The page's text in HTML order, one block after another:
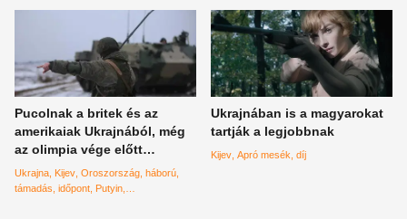
Pucolnak a britek és az
amerikaiak Ukrajnából, még
az olimpia vége előtt
támadnak az oroszok
Ukrajna Kijev Oroszország háború
támadás időpont Putyin
Ukrajnában is a magyarokat
tartják a legjobbnak
Kijev Apró mesék díj